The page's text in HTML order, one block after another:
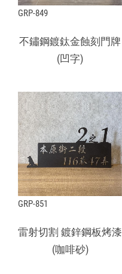
GRP-849
不鏽鋼鍍鈦金蝕刻門牌
(凹字)
GRP-851
雷射切割 鍍鋅鋼板烤漆
(咖啡砂)